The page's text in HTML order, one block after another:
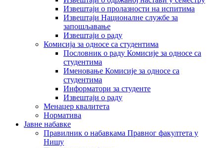
Извештаји о пролазности на испитима
Извештаји Националне службе за
запошљавање
Извештаји о раду
Комисија за односе са студентима
Пословник о раду Комисије за односе са
студентима
Именовање Комисије за односе са
студентима
Информатори за студенте
Извештаји о раду
Менаџер квалитета
Норматива
Јавне набавке
Правилник о набавкама Правног факултета у
Нишу